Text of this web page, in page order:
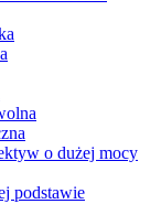
o dużej mocy
podstawie